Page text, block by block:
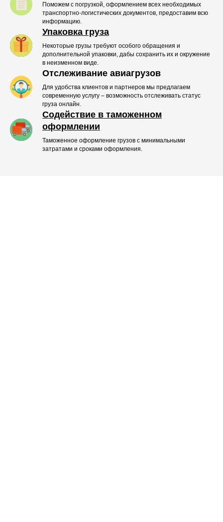
Поможем с погрузкой, оформлением всех необходимых
транспортно-логистических документов, предоставим всю
информацию.
Упаковка груза
Некоторые грузы требуют особого обращения и
дополнительной упаковки, дабы сохранить их и окружение
в неизменном виде.
Отслеживание авиагрузов
Для удобства клиентов и партнеров мы предлагаем
современную услугу – возможность отслеживать статус
груза онлайн.
Содействие в таможенном
оформлении
Таможенное оформление грузов с минимальными
затратами и сроками оформления.